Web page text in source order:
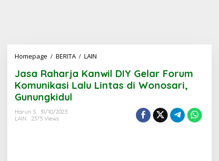
Homepage / BERITA / LAIN
Kanwil
DIY
Gelar
Jasa Raharja Kanwil DIY Gelar Forum
Komunikasi Lalu Lintas di Wonosari,
Gunungkidul
Harun S
31/10/2025
LAIN
2375 Views